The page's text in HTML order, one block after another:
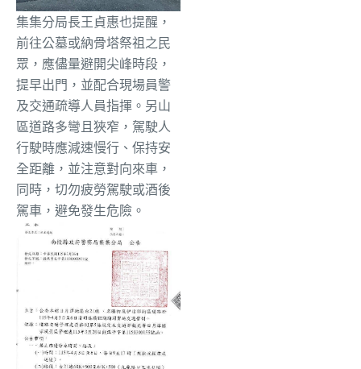
集集分局長王貞惠也提醒，
前往公墓或納骨塔祭祖之民
眾， 應儘量避開尖峰時段，
提早出門， 並配合現場員警
及交通疏導人員指揮。另山
區道路多彎且狹窄， 駕駛人
行駛時應減速慢行、保持安
全距離，並注意對向來車，
同時， 切勿疲勞駕駛或酒後
駕車，避免發生危險。